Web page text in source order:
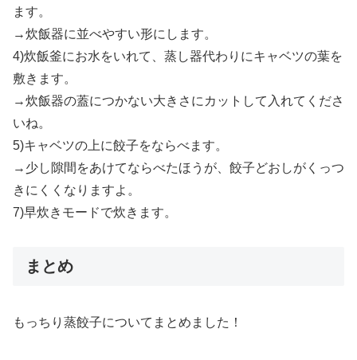
ます。
→炊飯器に並べやすい形にします。
4)炊飯釜にお水をいれて、蒸し器代わりにキャベツの葉を
敷きます。
→炊飯器の蓋につかない大きさにカットして入れてくださ
いね。
5)キャベツの上に餃子をならべます。
→少し隙間をあけてならべたほうが、餃子どおしがくっつ
きにくくなりますよ。
7)早炊きモードで炊きます。
まとめ
もっちり蒸餃子についてまとめました！